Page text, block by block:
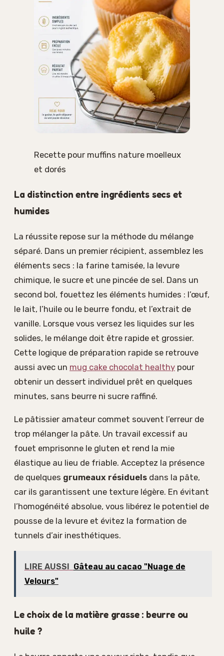
Recette pour muffins nature moelleux
et dorés
La distinction entre ingrédients secs et
humides
La réussite repose sur la méthode du mélange
séparé. Dans un premier récipient, assemblez les
éléments secs : la farine tamisée, la levure
chimique, le sucre et une pincée de sel. Dans un
second bol, fouettez les éléments humides : l’œuf,
le lait, l’huile ou le beurre fondu, et l’extrait de
vanille. Lorsque vous versez les liquides sur les
solides, le mélange doit être rapide et grossier.
Cette logique de préparation rapide se retrouve
aussi avec un mug cake chocolat healthy pour
obtenir un dessert individuel prêt en quelques
minutes, sans beurre ni sucre raffiné.
Le pâtissier amateur commet souvent l’erreur de
trop mélanger la pâte. Un travail excessif au
fouet emprisonne le gluten et rend la mie
élastique au lieu de friable. Acceptez la présence
de quelques grumeaux résiduels dans la pâte,
car ils garantissent une texture légère. En évitant
l’homogénéité absolue, vous libérez le potentiel de
pousse de la levure et évitez la formation de
tunnels d’air inesthétiques.
LIRE AUSSI Gâteau au cacao "Nuage de
Velours"
Le choix de la matière grasse : beurre ou
huile ?